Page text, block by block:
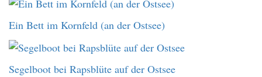
Ein Bett im Kornfeld (an der Ostsee)
Segelboot bei Rapsblüte auf der Ostsee